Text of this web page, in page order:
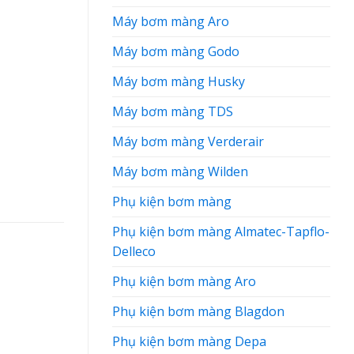
Máy bơm màng Aro
Máy bơm màng Godo
Máy bơm màng Husky
Máy bơm màng TDS
Máy bơm màng Verderair
Máy bơm màng Wilden
Phụ kiện bơm màng
Phụ kiện bơm màng Almatec-Tapflo-
Delleco
Phụ kiện bơm màng Aro
Phụ kiện bơm màng Blagdon
Phụ kiện bơm màng Depa